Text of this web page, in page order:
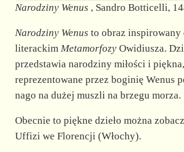
Narodziny Wenus , Sandro Botticelli,
Narodziny Wenus to obraz inspirowany
literackim MetamorfozyOwidiusza.
przedstawia narodziny miłości i
reprezentowane przez boginię Wenus
nago na dużej muszli na brzegu morza.
Obecnie to piękne dzieło można
Uffizi we Florencji (Włochy).